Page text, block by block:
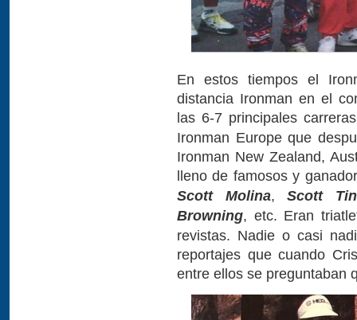
En estos tiempos el
distancia Ironman en el
las 6-7 principales
Ironman Europe que
Ironman New Zealand,
lleno de famosos y
Scott Molina,Scott
Browning, etc. Eran
revistas. Nadie o casi
reportajes que cuando
entre ellos se preguntaban